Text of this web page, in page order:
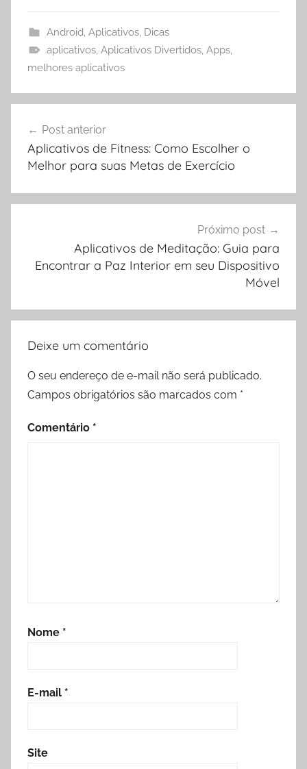
Android, Aplicativos, Dicas
aplicativos, Aplicativos Divertidos, Apps,
melhores aplicativos
de
Post
Post anterior
Aplicativos de Fitness: Como Escolher o
Melhor para suas Metas de Exercício
Próximo post
Aplicativos de Meditação: Guia para
Encontrar a Paz Interior em seu Dispositivo
Móvel
Deixe um comentário
O seu endereço de e-mail não será publicado.
Campos obrigatórios são marcados com *
Comentário *
Nome *
E-mail *
Site